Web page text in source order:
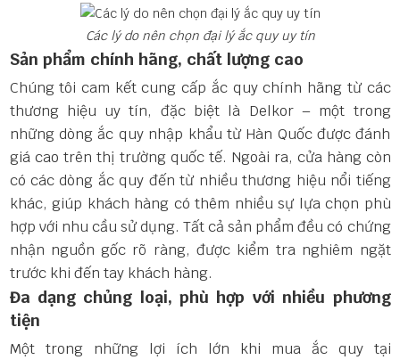
Các lý do nên chọn đại lý ắc quy uy tín
Sản phẩm chính hãng, chất lượng cao
Chúng tôi cam kết cung cấp ắc quy chính hãng từ các
thương hiệu uy tín, đặc biệt là Delkor – một trong
những dòng ắc quy nhập khẩu từ Hàn Quốc được đánh
giá cao trên thị trường quốc tế. Ngoài ra, cửa hàng còn
có các dòng ắc quy đến từ nhiều thương hiệu nổi tiếng
khác, giúp khách hàng có thêm nhiều sự lựa chọn phù
hợp với nhu cầu sử dụng. Tất cả sản phẩm đều có chứng
nhận nguồn gốc rõ ràng, được kiểm tra nghiêm ngặt
trước khi đến tay khách hàng.
Đa dạng chủng loại, phù hợp với nhiều phương
tiện
Một trong những lợi ích lớn khi mua ắc quy tại